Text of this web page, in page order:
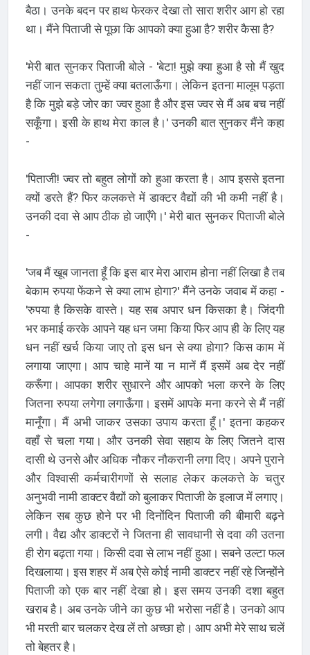
बैठा। उनके बदन पर हाथ फेरकर देखा तो सारा शरीर आग हो रहा
था। मैंने पिताजी से पूछा कि आपको क्या हुआ है? शरीर कैसा है?
'मेरी बात सुनकर पिताजी बोले - 'बेटा! मुझे क्या हुआ है सो मैं खुद
नहीं जान सकता तुम्हें क्या बतलाऊँगा। लेकिन इतना मालूम पड़ता
है कि मुझे बड़े जोर का ज्वर हुआ है और इस ज्वर से मैं अब बच नहीं
सकूँगा। इसी के हाथ मेरा काल है।' उनकी बात सुनकर मैंने कहा
-
'पिताजी! ज्वर तो बहुत लोगों को हुआ करता है। आप इससे इतना
क्यों डरते हैं? फिर कलकत्ते में डाक्टर वैद्यों की भी कमी नहीं है।
उनकी दवा से आप ठीक हो जाएँगे।' मेरी बात सुनकर पिताजी बोले
-
'जब मैं खूब जानता हूँ कि इस बार मेरा आराम होना नहीं लिखा है तब
बेकाम रुपया फेंकने से क्या लाभ होगा?' मैंने उनके जवाब में कहा -
'रुपया है किसके वास्ते। यह सब अपार धन किसका है। जिंदगी
भर कमाई करके आपने यह धन जमा किया फिर आप ही के लिए यह
धन नहीं खर्च किया जाए तो इस धन से क्या होगा? किस काम में
लगाया जाएगा। आप चाहे मानें या न मानें मैं इसमें अब देर नहीं
करूँगा। आपका शरीर सुधारने और आपको भला करने के लिए
जितना रुपया लगेगा लगाऊँगा। इसमें आपके मना करने से मैं नहीं
मानूँगा। मैं अभी जाकर उसका उपाय करता हूँ।' इतना कहकर
वहाँ से चला गया। और उनकी सेवा सहाय के लिए जितने दास
दासी थे उनसे और अधिक नौकर नौकरानी लगा दिए। अपने पुराने
और विश्वासी कर्मचारीगणों से सलाह लेकर कलकत्ते के चतुर
अनुभवी नामी डाक्टर वैद्यों को बुलाकर पिताजी के इलाज में लगाए।
लेकिन सब कुछ होने पर भी दिनोंदिन पिताजी की बीमारी बढ़ने
लगी। वैद्य और डाक्टरों ने जितना ही सावधानी से दवा की उतना
ही रोग बढ़ता गया। किसी दवा से लाभ नहीं हुआ। सबने उल्टा फल
दिखलाया। इस शहर में अब ऐसे कोई नामी डाक्टर नहीं रहे जिन्होंने
पिताजी को एक बार नहीं देखा हो। इस समय उनकी दशा बहुत
खराब है। अब उनके जीने का कुछ भी भरोसा नहीं है। उनको आप
भी मरती बार चलकर देख लें तो अच्छा हो। आप अभी मेरे साथ चलें
तो बेहतर है।